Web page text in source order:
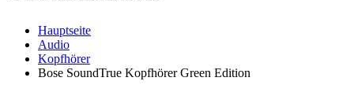
Hauptseite
Audio
Kopfhörer
Bose SoundTrue Kopfhörer Green Edition